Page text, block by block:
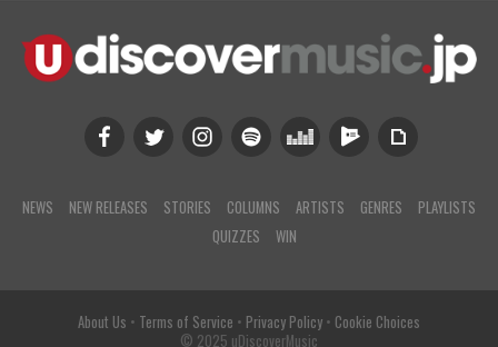
NEWS NEW RELEASES STORIES COLUMNS ARTISTS GENRES
PLAYLISTS
QUIZZES
WIN
About Us • Terms of Service • Privacy Policy• Cookie Choices
© 2025 uDiscoverMusic